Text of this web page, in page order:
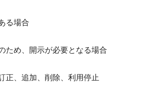
る場合
ため、開示が必要となる場合
正、追加、削除、利用停止